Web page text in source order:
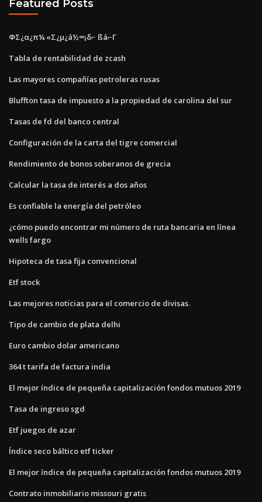
Featured Posts
ΦΣ¿α¿π¼ «Σ¿µ¿á½∞¡δ⌐ ßá⌐Γ
Tabla de rentabilidad de zcash
Las mayores compañías petroleras rusas
Bluffton tasa de impuesto a la propiedad de carolina del sur
Tasas de fd del banco central
Configuración de la carta del tigre comercial
Rendimiento de bonos soberanos de grecia
Calcular la tasa de interés a dos años
Es confiable la energía del petróleo
¿cómo puedo encontrar mi número de ruta bancaria en línea
wells fargo
Hipoteca de tasa fija convencional
Etf stock
Las mejores noticias para el comercio de divisas.
Tipo de cambio de plata delhi
Euro cambio dolar americano
364 t tarifa de factura india
El mejor índice de pequeña capitalización fondos mutuos 2019
Tasa de ingreso sgd
Etf juegos de azar
Índice seco báltico etf ticker
El mejor índice de pequeña capitalización fondos mutuos 2019
Contrato inmobiliario missouri gratis